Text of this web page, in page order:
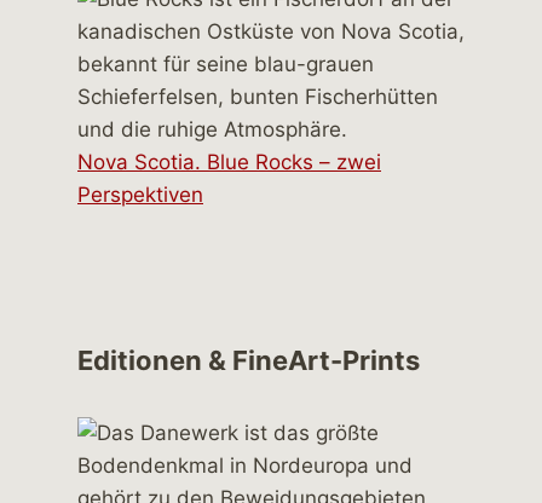
Nova Scotia. Blue Rocks – zwei
Perspektiven
Editionen & FineArt-Prints